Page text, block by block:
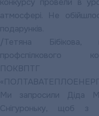
конкурсу провели в
атмосфері. Не
подарунків.
/Тетяна Бібікова,
профспілкового
ПОКВПТГ
Ми запросили Діда
Снігуроньку, щоб з